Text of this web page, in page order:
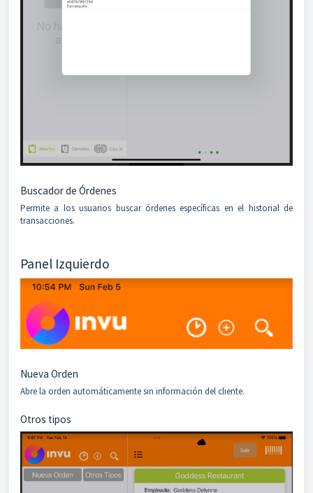
Buscador de Órdenes
Permite a los usuarios buscar órdenes específicas en el historial de
transacciones.
Panel Izquierdo
Nueva Orden
Abre la orden automáticamente sin información del cliente.
Otros tipos